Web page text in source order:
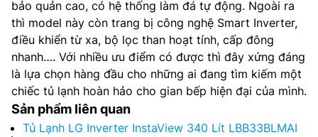
bảo quản cao, có hệ thống làm đá tự động. Ngoài ra
thì model này còn trang bị công nghệ Smart Inverter,
điều khiển từ xa, bộ lọc than hoạt tính, cấp đông
nhanh…. Với nhiều ưu điểm có được thì đây xứng đáng
là lựa chọn hàng đầu cho những ai đang tìm kiếm một
chiếc tủ lạnh hoàn hảo cho gian bếp hiện đại của mình.
Sản phẩm liên quan
Tủ Lạnh LG Inverter InstaView 340 Lít LBB33BLMAI